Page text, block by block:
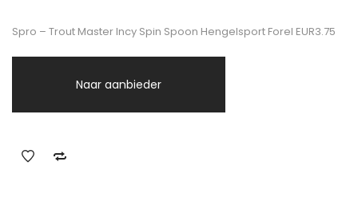
Spro – Trout Master Incy Spin Spoon Hengelsport Forel EUR3.75
Naar aanbieder